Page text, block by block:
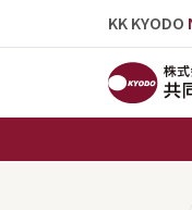
KK KYODO